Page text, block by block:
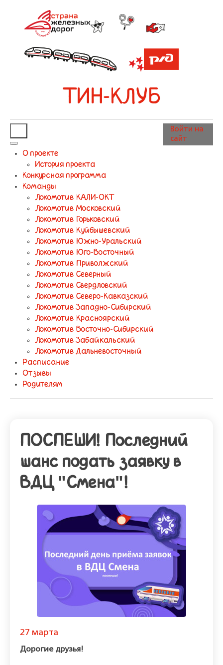
ТИН-КЛУБ
О проекте
История проекта
Конкурсная программа
Команды
Локомотив КАЛИ-ОКТ
Локомотив Московский
Локомотив Горьковский
Локомотив Куйбышевский
Локомотив Южно-Уральский
Локомотив Юго-Восточный
Локомотив Приволжский
Локомотив Северный
Локомотив Свердловский
Локомотив Северо-Кавказский
Локомотив Западно-Сибирский
Локомотив Красноярский
Локомотив Восточно-Сибирский
Локомотив Забайкальский
Локомотив Дальневосточный
Расписание
Отзывы
Родителям
Войти на
сайт
ПОСПЕШИ! Последний
шанс подать заявку в
ВДЦ "Смена"!
27 марта
Дорогие друзья!